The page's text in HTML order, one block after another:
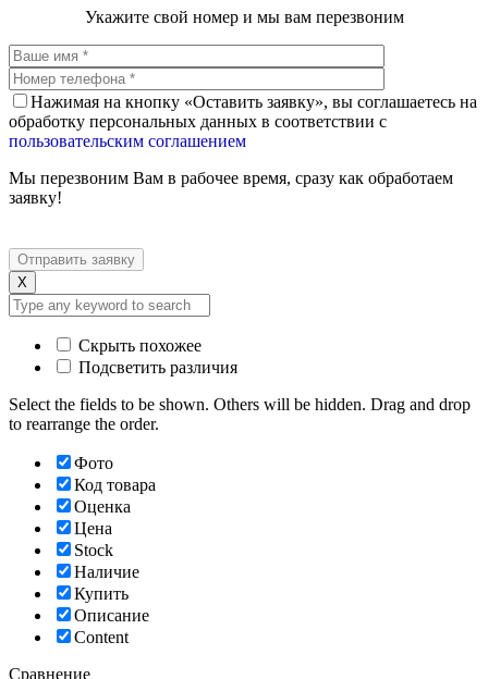
Укажите свой номер и мы вам перезвоним
Нажимая на кнопку «Оставить заявку», вы соглашаетесь на
обработку персональных данных в соответствии с
пользовательским соглашением
Мы перезвоним Вам в рабочее время, сразу как обработаем
заявку!
X
Скрыть похожее
Подсветить различия
Select the fields to be shown. Others will be hidden. Drag and drop
to rearrange the order.
Фото
Код товара
Оценка
Цена
Stock
Наличие
Купить
Описание
Content
Сравнение